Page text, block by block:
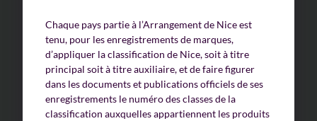
Valorisation financière
Valorisation économique
Évaluation de préjudice
Soutien à l’innovation
Chaque pays partie à l’Arrangement de Nice est
tenu, pour les enregistrements de marques,
d’appliquer la classification de Nice, soit à titre
principal soit à titre auxiliaire, et de faire figurer
dans les documents et publications officiels de ses
enregistrements le numéro des classes de la
classification auxquelles appartiennent les produits